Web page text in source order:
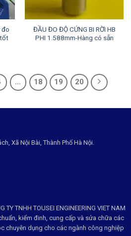
đo
ĐẦU ĐO ĐỘ CỨNG BI RỜI HB
PHI 1.588mm-Hàng có sẵn
… 18 19 20
Xã Nội Bài, Thành Phố Hà Nội.
TNHH TOUSEI ENGINEERING VIET NAM
kiểm đinh, cung cấp và sửa chữa các
chuyên dụng cho các ngành công nghiệp